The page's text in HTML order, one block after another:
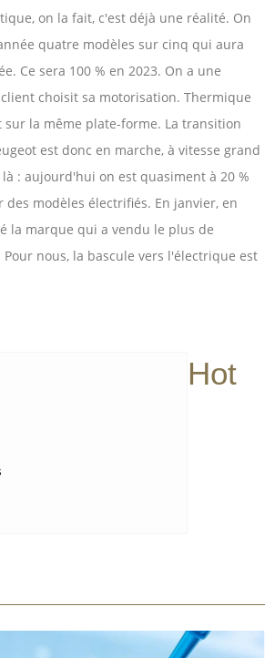
on la fait, c'est déjà une réalité. On
quatre modèles sur cinq qui aura
Ce sera 100 % en 2023. On a une
choisit sa motorisation. Thermique
sur la même plate-forme. La transition
est donc en marche, à vitesse grand
: aujourd'hui on est quasiment à 20 %
des modèles électrifiés. En janvier, en
la marque qui a vendu le plus de
nous, la bascule vers l'électrique est
Hot